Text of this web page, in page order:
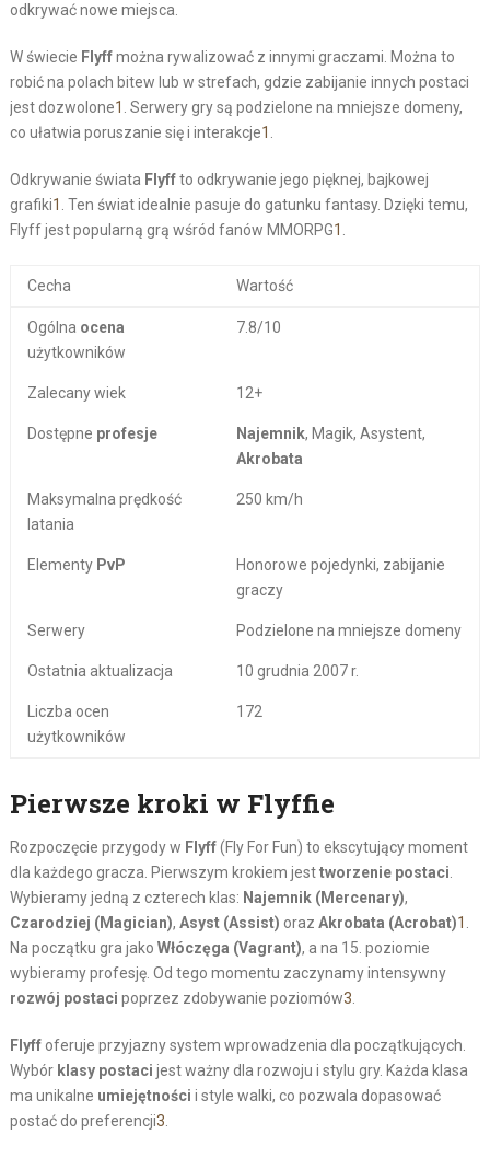
odkrywać nowe miejsca.
W świecie Flyffmożna rywalizować z innymi graczami. Można to
robić na polach bitew lub w strefach, gdzie zabijanie innych postaci
jest dozwolone1 . Serwery gry są podzielone na mniejsze domeny,
co ułatwia poruszanie się i interakcje1 .
Odkrywanie świata Flyffto odkrywanie jego pięknej, bajkowej
grafiki1 . Ten świat idealnie pasuje do gatunku fantasy. Dzięki temu,
Flyff jest popularną grą wśród fanów MMORPG1 .
Cecha Wartość
Ogólna ocena
użytkowników
7.8/10
Zalecany wiek 12+
Dostępne profesje Najemnik, Magik, Asystent,
Akrobata
Maksymalna prędkość
latania
250 km/h
Elementy PvP
Honorowe pojedynki, zabijanie
graczy
Serwery Podzielone na mniejsze domeny
Ostatnia aktualizacja 10 grudnia 2007 r.
Liczba ocen
użytkowników
172
Pierwsze kroki w Flyffie
Rozpoczęcie przygody w Flyff(Fly For Fun) to ekscytujący moment
dla każdego gracza. Pierwszym krokiem jesttworzenie postaci.
Wybieramy jedną z czterech klas: Najemnik (Mercenary),
Czarodziej (Magician), Asyst (Assist) oraz Akrobata (Acrobat)1 .
Na początku gra jako Włóczęga (Vagrant), a na 15. poziomie
wybieramy profesję. Od tego momentu zaczynamy intensywny
rozwój postaci poprzez zdobywanie poziomów3.
Flyffoferuje przyjazny system wprowadzenia dla początkujących.
Wybór klasy postaci jest ważny dla rozwoju i stylu gry. Każda klasa
ma unikalne umiejętności i style walki, co pozwala dopasować
postać do preferencji3.